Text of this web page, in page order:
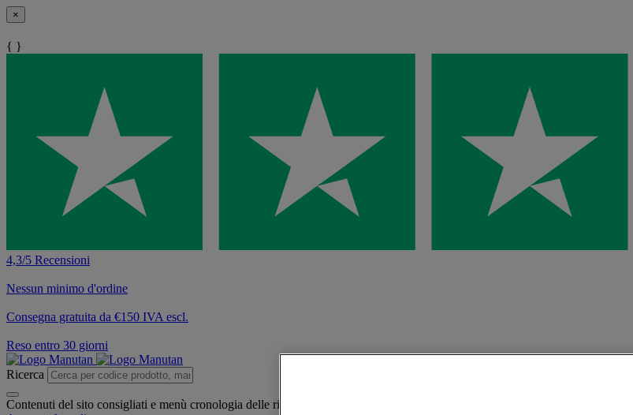
×
{ }
4,3/5 Recensioni
Nessun minimo d'ordine
Consegna gratuita da €150 IVA escl.
Reso entro 30 giorni
Ricerca
Contenuti del sito consigliati e menù cronologia delle ricerche